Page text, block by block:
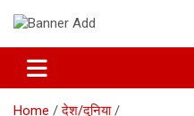
The Hillpost
Home
देश/दुनिया